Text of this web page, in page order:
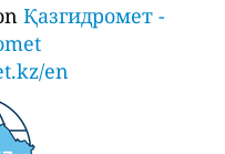
Қазгидромет -
en